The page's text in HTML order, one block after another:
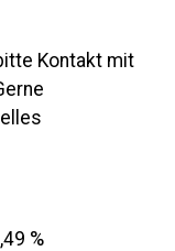
Kontakt mit
%